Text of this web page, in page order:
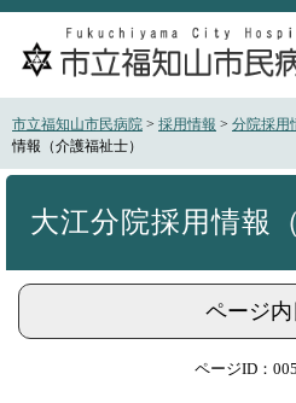
ペ
頭
で
メ
飛
ば
文
市立福知山市民病院 > 採用情報 > 分院採用
情報（介護福祉士）
大江分院採用情報
ページ内
ページID：